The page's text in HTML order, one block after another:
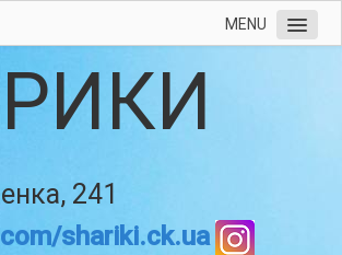
MENU
241
shariki.ck.ua